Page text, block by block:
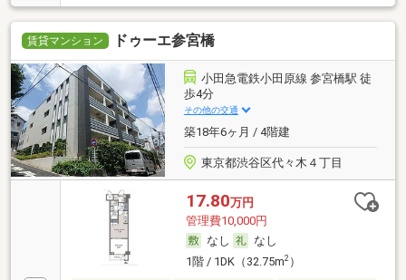
賃貸マンション ドゥーエ参宮橋
小田急電鉄小田原線 参宮橋駅 徒
歩4分
その他の交通
築18年6ヶ月 / 4階建
東京都渋谷区代々木４丁目
17.80万円
管理費10,000円
なし
なし
1階 / 1DK（32.75m2）